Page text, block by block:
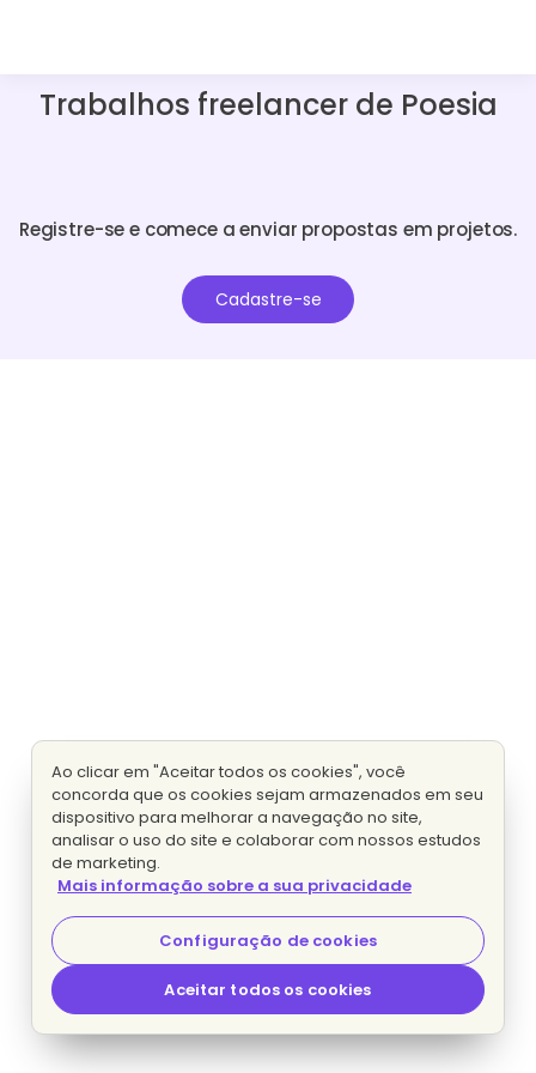
Trabalhos freelancer de Poesia
Registre-se e comece a enviar propostas em projetos.
Cadastre-se
Ao clicar em "Aceitar todos os cookies", você
concorda que os cookies sejam armazenados em seu
dispositivo para melhorar a navegação no site,
analisar o uso do site e colaborar com nossos estudos
de marketing.
Mais informação sobre a sua privacidade
Configuração de cookies
Aceitar todos os cookies